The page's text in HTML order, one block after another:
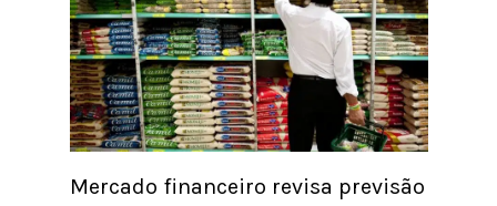
Mercado financeiro revisa previsão